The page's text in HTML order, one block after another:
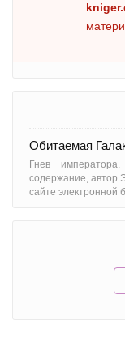
Обитаемая
Гнев
содержание, автор
сайте электронной